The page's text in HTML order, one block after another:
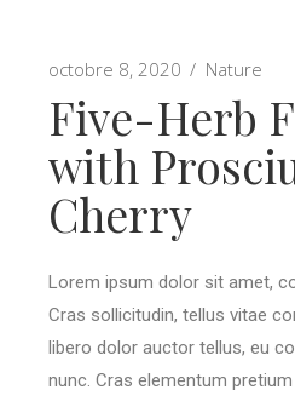
octobre 8, 2020 Nature
Five-Herb
with
Cherry
Lorem ipsum dolor sit amet,
Cras sollicitudin, tellus vitae
libero dolor auctor tellus, eu
nunc. Cras elementum